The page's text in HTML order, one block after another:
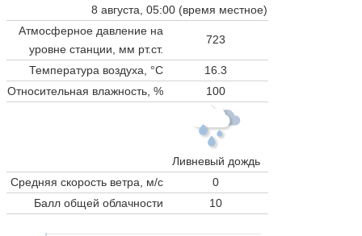
8 августа, 05:00 (время местное)
Атмосферное давление на
уровне станции, мм рт.ст.
723
Температура воздуха, °C
16.3
Относительная влажность, %
100
Ливневый дождь
Средняя скорость ветра, м/с
0
Балл общей облачности
10